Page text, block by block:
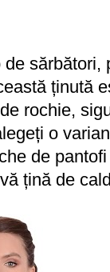
sărbători,
ținută
rochie,
o
de
țină de